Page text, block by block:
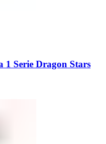
Serie Dragon Stars